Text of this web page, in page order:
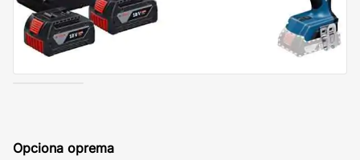
Opciona oprema